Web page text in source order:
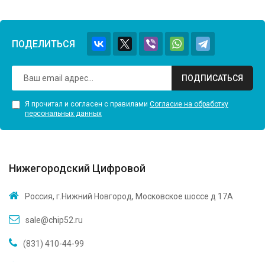
ПОДЕЛИТЬСЯ
ПОДПИСАТЬСЯ
Я прочитал и согласен с правилами Согласие на обработку
персональных данных
Нижегородский Цифровой
Россия, г.Нижний Новгород, Московское шоссе д 17А
sale@chip52.ru
(831) 410-44-99